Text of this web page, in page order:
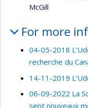
McGill
For more
04-05-2018
recherche du
14-11-2019
06-09-2022 La
sept nouveaux